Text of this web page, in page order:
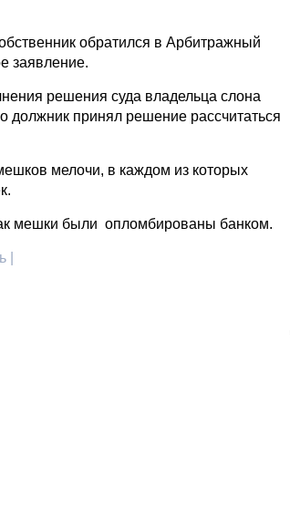
обратился в Арбитражный
заявление.
решения суда владельца слона
должник принял решение рассчитаться
мелочи, в каждом из которых
мешки были опломбированы банком.
|